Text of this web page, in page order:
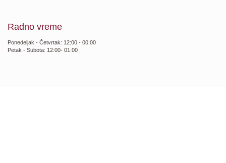
Radno vreme
Ponedeljak - Četvrtak: 12:00 - 00:00
Petak - Subota: 12:00- 01:00